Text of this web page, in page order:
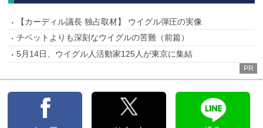
【カーディル議長 独占取材】 ウイグル弾圧の実像
チベットよりも深刻なウイグルの苦難（前篇）
5月14日、ウイグル人活動家125人が東京に集結
PR